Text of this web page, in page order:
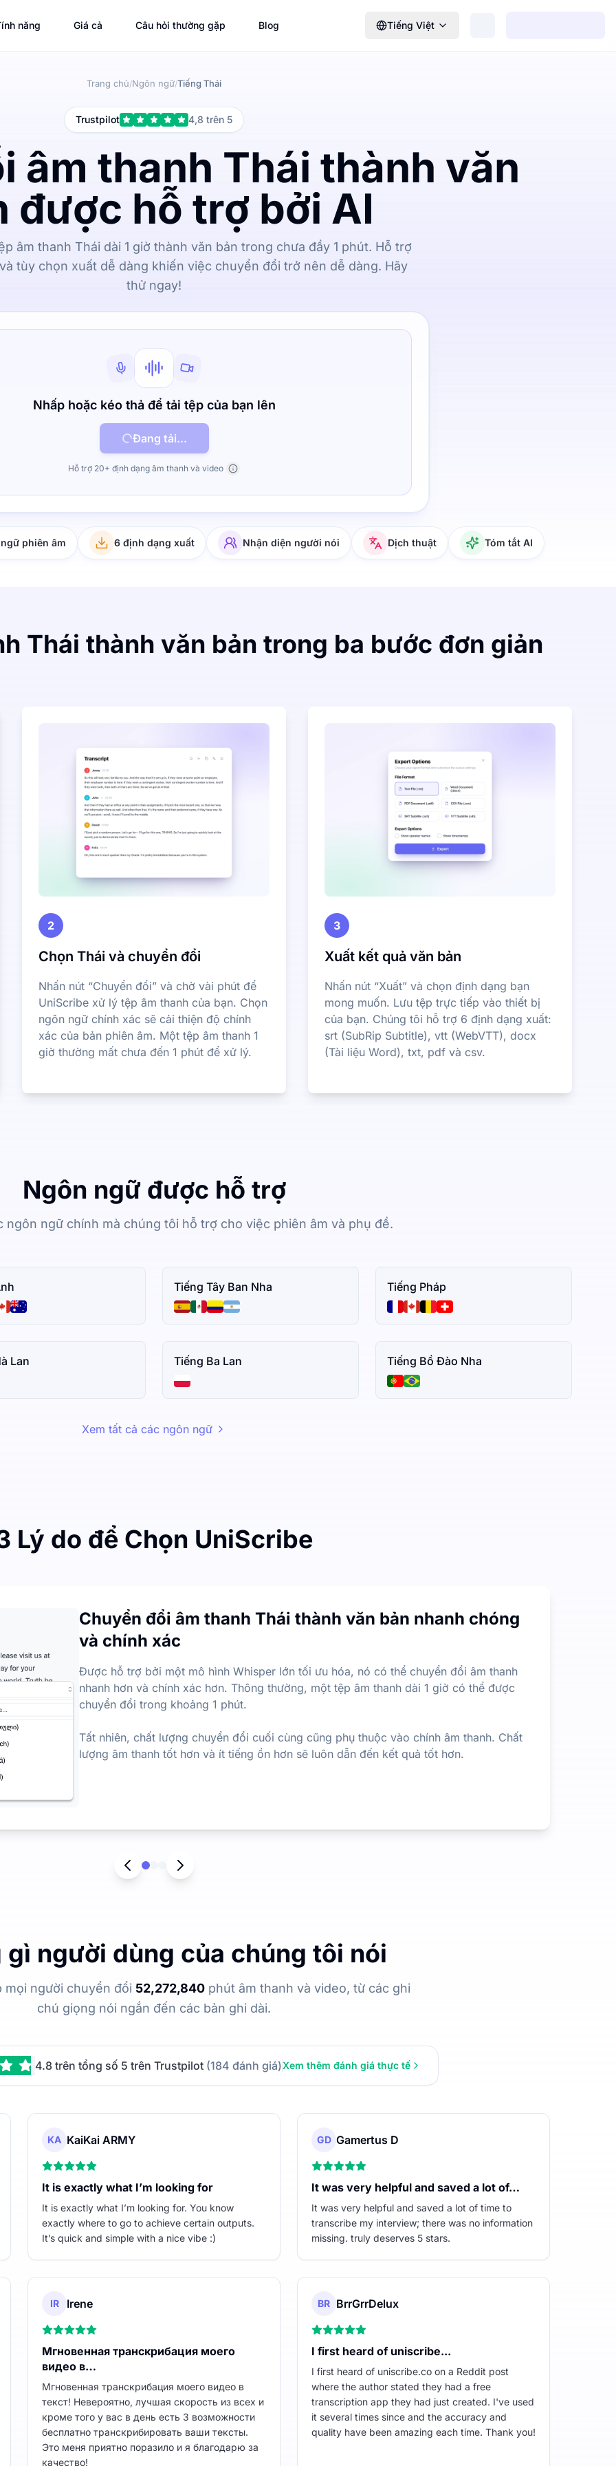
năng Giá cả Câu hỏi thường gặp Blog Tiếng Việt
Trang chủ/Ngôn ngữ/Tiếng Thái
Trustpilot 4,8 trên 5
âm thanh Thái thành văn
được hỗ trợ bởi AI
âm thanh Thái dài 1 giờ thành văn bản trong chưa đầy 1 phút. Hỗ trợ
tùy chọn xuất dễ dàng khiến việc chuyển đổi trở nên dễ dàng. Hãy
thử ngay!
Nhấp hoặc kéo thả để tải tệp của bạn lên
Đang tải...
Hỗ trợ 20+ định dạng âm thanh và video
phiên âm 6 định dạng xuất Nhận diện người nói Dịch thuật Tóm tắt AI
Thái thành văn bản trong ba bước đơn giản
2
Chọn Thái và chuyển đổi
Nhấn nút “Chuyển đổi” và chờ vài phút để
UniScribe xử lý tệp âm thanh của bạn. Chọn
ngôn ngữ chính xác sẽ cải thiện độ chính
xác của bản phiên âm. Một tệp âm thanh 1
giờ thường mất chưa đến 1 phút để xử lý.
3
Xuất kết quả văn bản
Nhấn nút “Xuất” và chọn định dạng bạn
mong muốn. Lưu tệp trực tiếp vào thiết bị
của bạn. Chúng tôi hỗ trợ 6 định dạng xuất:
srt (SubRip Subtitle), vtt (WebVTT), docx
(Tài liệu Word), txt, pdf và csv.
Ngôn ngữ được hỗ trợ
ngôn ngữ chính mà chúng tôi hỗ trợ cho việc phiên âm và phụ đề.
Tiếng Tây Ban Nha Tiếng Pháp
Lan Tiếng Ba Lan Tiếng Bồ Đào Nha
Xem tất cả các ngôn ngữ
Lý do để Chọn UniScribe
tháng, với giới hạn hàng ngày là 3 tệp. Không có hạn chế về độ dài hoặc kích thước tệp, điều này ít hạn chế
thành văn bản
từ các tệp âm thanh và video, giúp bạn nhanh chóng trích xuất thông tin quan trọng nhất từ nội dung dài.
Chuyển đổi âm thanh Thái thành văn bản nhanh chóng
và chính xác
Được hỗ trợ bởi một mô hình Whisper lớn tối ưu hóa, nó có thể chuyển đổi âm thanh
nhanh hơn và chính xác hơn. Thông thường, một tệp âm thanh dài 1 giờ có thể được
chuyển đổi trong khoảng 1 phút.
Tất nhiên, chất lượng chuyển đổi cuối cùng cũng phụ thuộc vào chính âm thanh. Chất
lượng âm thanh tốt hơn và ít tiếng ồn hơn sẽ luôn dẫn đến kết quả tốt hơn.
gì người dùng của chúng tôi nói
mọi người chuyển đổi 52,272,840phút âm thanh và video, từ các ghi
chú giọng nói ngắn đến các bản ghi dài.
4.8 trên tổng số 5 trên Trustpilot (184 đánh giá)Xem thêm đánh giá thực tế
KA KaiKai ARMY
It is exactly what I’m looking for
It is exactly what I’m looking for. You know
exactly where to go to achieve certain outputs.
It’s quick and simple with a nice vibe :)
GD Gamertus D
It was very helpful and saved a lot of…
It was very helpful and saved a lot of time to
transcribe my interview; there was no information
missing. truly deserves 5 stars.
IR Irene
Мгновенная транскрибация моего
видео в…
Мгновенная транскрибация моего видео в
текст! Невероятно, лучшая скорость из всех и
кроме того у вас в день есть 3 возможности
бесплатно транскрибировать ваши тексты.
Это меня приятно поразило и я благодарю за
качество!
BR BrrGrrDelux
I first heard of uniscribe...
I first heard of uniscribe.co on a Reddit post
where the author stated they had a free
transcription app they had just created. I've used
it several times since and the accuracy and
quality have been amazing each time. Thank you!